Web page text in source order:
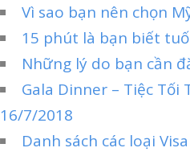
Vì sao bạn nên chọn
15 phút là bạn biết
Những lý do bạn cần
Gala Dinner – Tiệc Tối
16/7/2018
Danh sách các loại